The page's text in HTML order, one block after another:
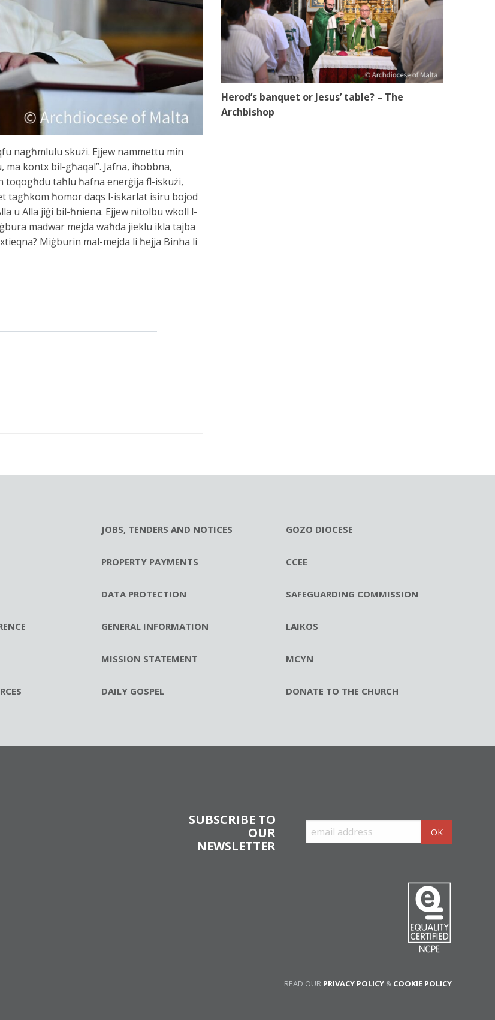
nagħmlulu skużi. Ejjew nammettu min
kontx bil-għaqal”. Jafna, iħobbna,
toqogħdu taħlu ħafna enerġija fl-iskużi,
tagħkom ħomor daqs l-iskarlat isiru bojod
u Alla jiġi bil-ħniena. Ejjew nitolbu wkoll l-
madwar mejda waħda jieklu ikla tajba
Miġburin mal-mejda li ħejja Binha li
Herod’s banquet or Jesus’ table? – The
Archbishop
JOBS, TENDERS AND NOTICES
PROPERTY PAYMENTS
DATA PROTECTION
GENERAL INFORMATION
MISSION STATEMENT
DAILY GOSPEL
GOZO DIOCESE
CCEE
SAFEGUARDING COMMISSION
LAIKOS
MCYN
DONATE TO THE CHURCH
SUBSCRIBE TO
OUR
NEWSLETTER
READ OUR PRIVACY POLICY & COOKIE POLICY